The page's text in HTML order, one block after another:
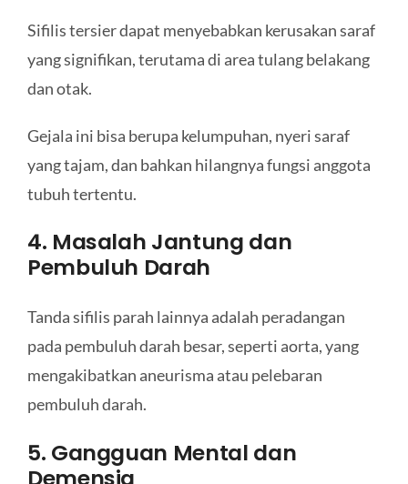
Sifilis tersier dapat menyebabkan kerusakan saraf
yang signifikan, terutama di area tulang belakang
dan otak.
Gejala ini bisa berupa kelumpuhan, nyeri saraf
yang tajam, dan bahkan hilangnya fungsi anggota
tubuh tertentu.
4. Masalah Jantung dan
Pembuluh Darah
Tanda sifilis parah lainnya adalah peradangan
pada pembuluh darah besar, seperti aorta, yang
mengakibatkan aneurisma atau pelebaran
pembuluh darah.
5. Gangguan Mental dan
Demensia